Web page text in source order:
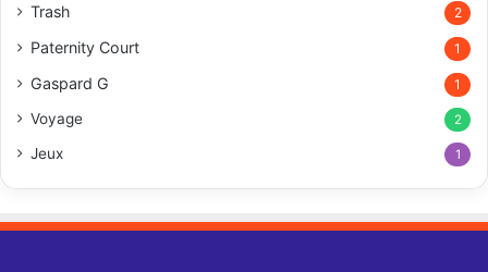
Trash 2
Paternity Court 1
Gaspard G 1
Voyage 2
Jeux 1